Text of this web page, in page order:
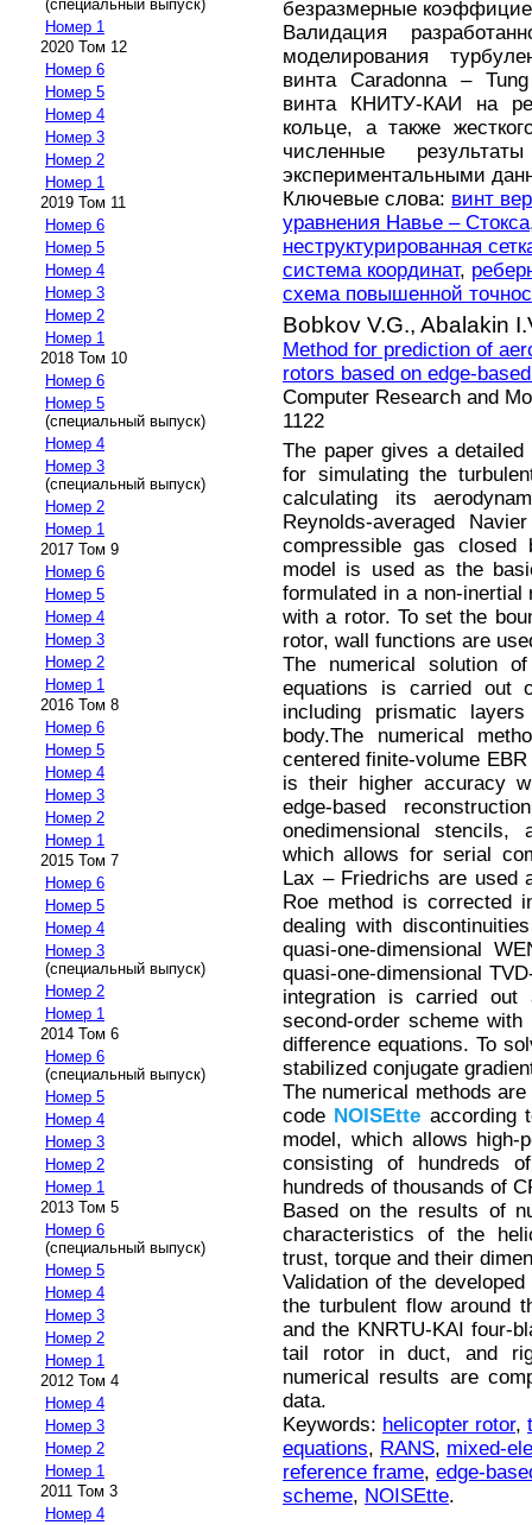
(специальный выпуск)
Номер 1
2020 Том 12
Номер 6
Номер 5
Номер 4
Номер 3
Номер 2
Номер 1
2019 Том 11
Номер 6
Номер 5
Номер 4
Номер 3
Номер 2
Номер 1
2018 Том 10
Номер 6
Номер 5
(специальный выпуск)
Номер 4
Номер 3
(специальный выпуск)
Номер 2
Номер 1
2017 Том 9
Номер 6
Номер 5
Номер 4
Номер 3
Номер 2
Номер 1
2016 Том 8
Номер 6
Номер 5
Номер 4
Номер 3
Номер 2
Номер 1
2015 Том 7
Номер 6
Номер 5
Номер 4
Номер 3
(специальный выпуск)
Номер 2
Номер 1
2014 Том 6
Номер 6
(специальный выпуск)
Номер 5
Номер 4
Номер 3
Номер 2
Номер 1
2013 Том 5
Номер 6
(специальный выпуск)
Номер 5
Номер 4
Номер 3
Номер 2
Номер 1
2012 Том 4
Номер 4
Номер 3
Номер 2
Номер 1
2011 Том 3
Номер 4
безразмерные
Валидация
моделирования
винта Caradonna –
винта КНИТУ-КАИ на
кольце, а также
численные
экспериментальными
Ключевые слова: винт
уравнения Навье – Стокса
неструктурированная
система координат,
схема повышенной
Bobkov V.G., Abalakin
Method for prediction of
rotors based on edge-
Computer Research and
1122
The paper gives a
for simulating the
calculating its
Reynolds-averaged
compressible gas closed
model is used as the
formulated in a non-
with a rotor. To set the
rotor, wall functions are
The numerical solution
equations is carried out
including prismatic
body.The numerical
centered finite-volume
is their higher accuracy
edge-based
onedimensional stencils,
which allows for serial
Lax – Friedrichs are used
Roe method is corrected
dealing with
quasi-one-dimensional
quasi-one-dimensional
integration is carried out
second-order scheme
difference equations. To
stabilized conjugate
The numerical methods
code NOISEtte according
model, which allows high-
consisting of hundreds
hundreds of thousands of
Based on the results of
characteristics of the
trust, torque and their
Validation of the
the turbulent flow around
and the KNRTU-KAI four-
tail rotor in duct, and
numerical results are
data.
Keywords: helicopter rotor,
equations, RANS, mixed-
reference frame, edge-
scheme, NOISEtte.